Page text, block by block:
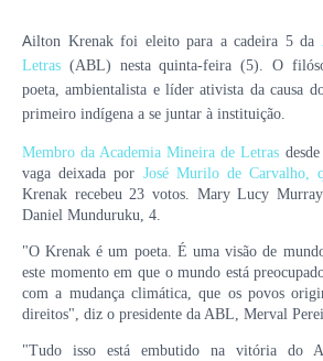
Ailton Krenak foi eleito para a cadeira 5 da
Letras (ABL) nesta quinta-feira (5). O
poeta, ambientalista e líder ativista da causa
primeiro indígena a se juntar à instituição.
Membro da Academia Mineira de Letras
vaga deixada por José Murilo de Carvalho,
Krenak recebeu 23 votos. Mary Lucy
Daniel Munduruku, 4.
"O Krenak é um poeta. É uma visão de
este momento em que o mundo está
com a mudança climática, que os povos
direitos", diz o presidente da ABL, Merval
"Tudo isso está embutido na vitória do